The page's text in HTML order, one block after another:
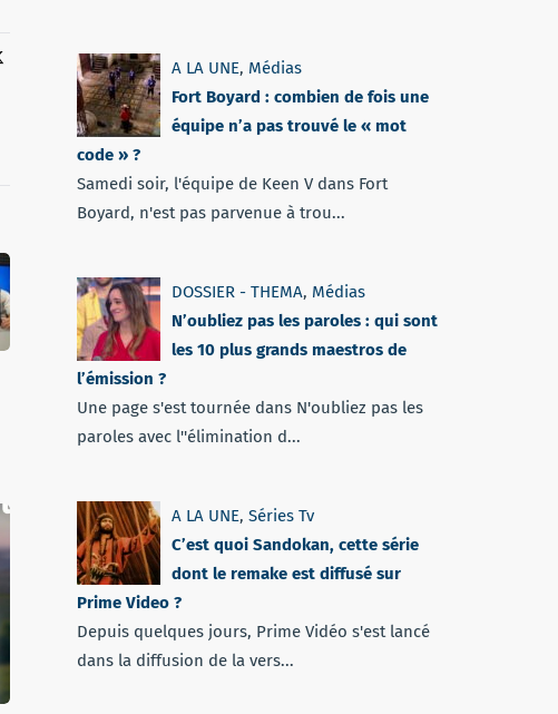
A LA UNE, Médias
Fort Boyard : combien de fois une
équipe n’a pas trouvé le « mot
code » ?
Samedi soir, l'équipe de Keen V dans Fort
Boyard, n'est pas parvenue à trou...
DOSSIER - THEMA, Médias
N’oubliez pas les paroles : qui sont
les 10 plus grands maestros de
l’émission ?
Une page s'est tournée dans N'oubliez pas les
paroles avec l''élimination d...
A LA UNE, Séries Tv
C’est quoi Sandokan, cette série
dont le remake est diffusé sur
Prime Video ?
Depuis quelques jours, Prime Vidéo s'est lancé
dans la diffusion de la vers...